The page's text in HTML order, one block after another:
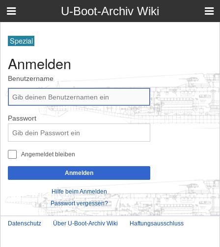
U-Boot-Archiv Wiki
Spezial
Anmelden
Benutzername
Passwort
Angemeldet bleiben
Anmelden
Hilfe beim Anmelden
Passwort vergessen?
Datenschutz Über U-Boot-Archiv Wiki Haftungsausschluss